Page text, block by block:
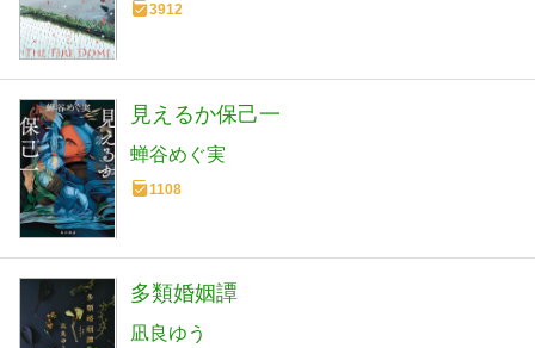
3912
見えるか保己一
蝉谷めぐ実
1108
多類婚姻譚
凪良ゆう